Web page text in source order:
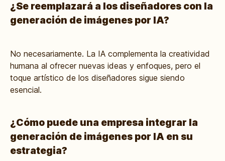
¿Se reemplazará a los diseñadores con la
generación de imágenes por IA?
No necesariamente. La IA complementa la creatividad
humana al ofrecer nuevas ideas y enfoques, pero el
toque artístico de los diseñadores sigue siendo
esencial.
¿Cómo puede una empresa integrar la
generación de imágenes por IA en su
estrategia?